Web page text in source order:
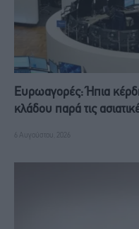
Ευρωαγορές: Ήπια
κλάδου παρά τις
6 Αυγούστου, 2026